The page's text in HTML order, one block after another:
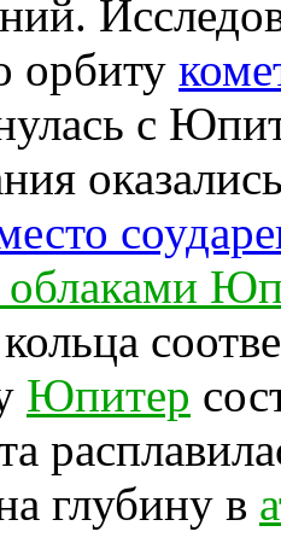
орбиту
с
Юпитер
глубину в